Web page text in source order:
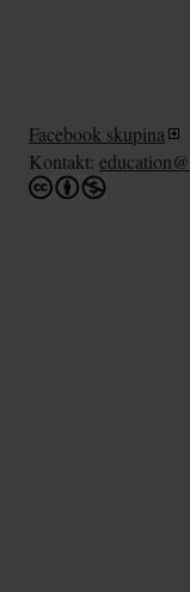
Facebook skupina
Kontakt: